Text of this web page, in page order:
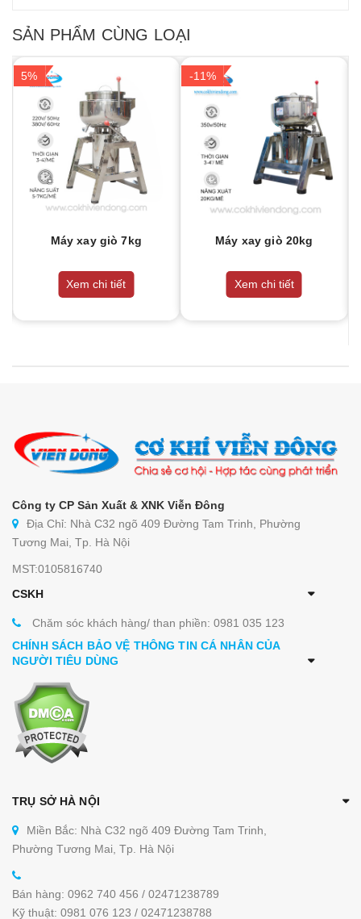
SẢN PHẨM CÙNG LOẠI
5%
Máy xay giò 7kg
Xem chi tiết
-11%
Máy xay giò 20kg
Xem chi tiết
Công ty CP Sản Xuất & XNK Viễn Đông
Địa Chỉ: Nhà C32 ngõ 409 Đường Tam Trinh, Phường
Tương Mai, Tp. Hà Nội
MST:0105816740
CSKH
Chăm sóc khách hàng/ than phiền: 0981 035 123
CHÍNH SÁCH BẢO VỆ THÔNG TIN CÁ NHÂN CỦA
NGƯỜI TIÊU DÙNG
TRỤ SỞ HÀ NỘI
Miền Bắc: Nhà C32 ngõ 409 Đường Tam Trinh,
Phường Tương Mai, Tp. Hà Nội
Bán hàng: 0962 740 456 / 02471238789
Kỹ thuật: 0981 076 123 / 02471238788